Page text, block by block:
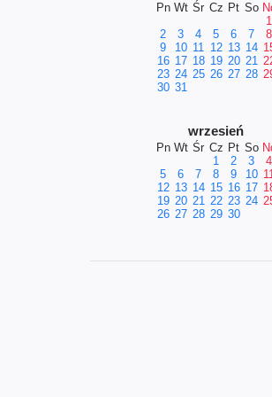
Pn Wt Śr Cz Pt So
1
2
3 4 5 6 7
8
9
10 11 12 13 14
16 17 18 19 20 21
23 24 25 26 27 28
30 31
wrzesień
Pn Wt Śr Cz Pt So
1
2 3
4
5
6 7 8 9 10
12 13 14 15 16 17
19 20 21 22 23 24
26 27 28 29 30